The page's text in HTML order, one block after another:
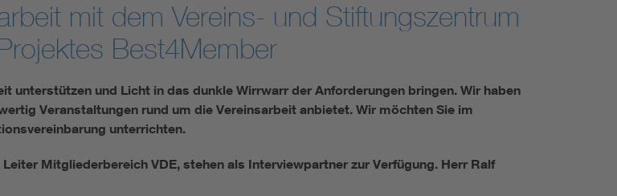
mit dem Vereins- und Stiftungszentrum
Best4Member
unterstützen und Licht in das dunkle Wirrwarr der Anforderungen bringen. Wir haben
Veranstaltungen rund um die Vereinsarbeit anbietet. Wir möchten Sie im
unterrichten.
Mitgliederbereich VDE, stehen als Interviewpartner zur Verfügung. Herr Ralf